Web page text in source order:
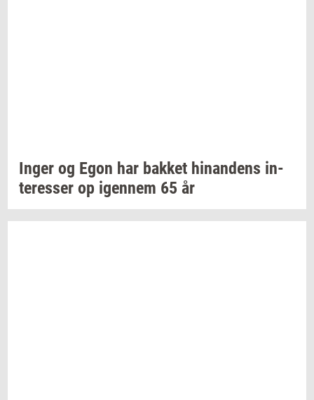
Inger og Egon har bak­ket hin­an­dens in­
ter­es­ser op igen­nem 65 år